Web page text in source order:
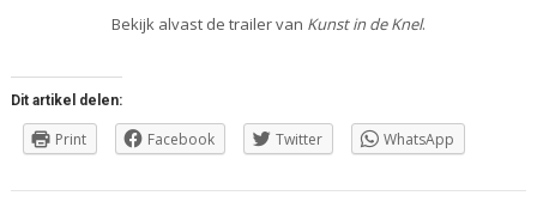
Bekijk alvast de trailer van Kunst in de Knel.
Dit artikel delen:
Print Facebook Twitter WhatsApp